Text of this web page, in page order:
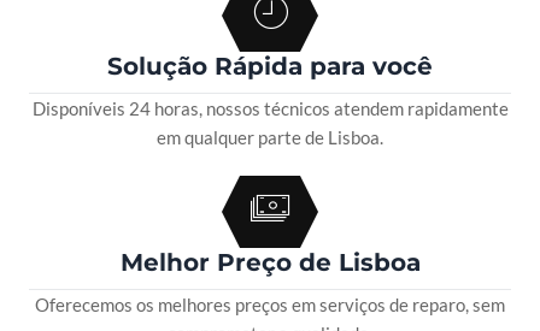
Solução Rápida para você
Disponíveis 24 horas, nossos técnicos atendem rapidamente
em qualquer parte de Lisboa.
Melhor Preço de Lisboa
Oferecemos os melhores preços em serviços de reparo, sem